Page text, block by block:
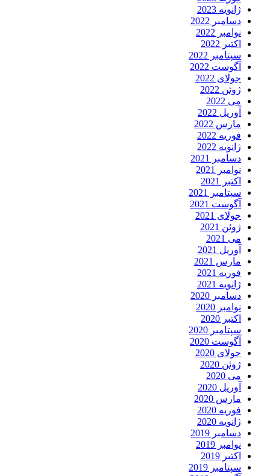
ژانویه 2023
دسامبر 2022
نوامبر 2022
اکتبر 2022
سپتامبر 2022
آگوست 2022
جولای 2022
ژوئن 2022
می 2022
آوریل 2022
مارس 2022
فوریه 2022
ژانویه 2022
دسامبر 2021
نوامبر 2021
اکتبر 2021
سپتامبر 2021
آگوست 2021
جولای 2021
ژوئن 2021
می 2021
آوریل 2021
مارس 2021
فوریه 2021
ژانویه 2021
دسامبر 2020
نوامبر 2020
اکتبر 2020
سپتامبر 2020
آگوست 2020
جولای 2020
ژوئن 2020
می 2020
آوریل 2020
مارس 2020
فوریه 2020
ژانویه 2020
دسامبر 2019
نوامبر 2019
اکتبر 2019
سپتامبر 2019